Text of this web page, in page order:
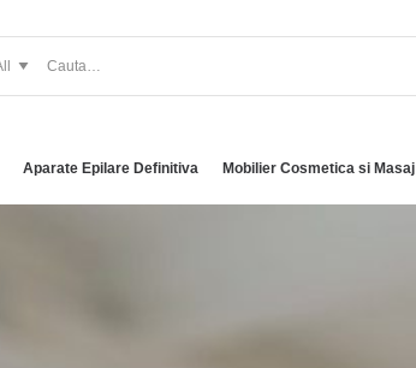
Aparate Epilare Definitiva Mobilier Cosmetica si Masaj